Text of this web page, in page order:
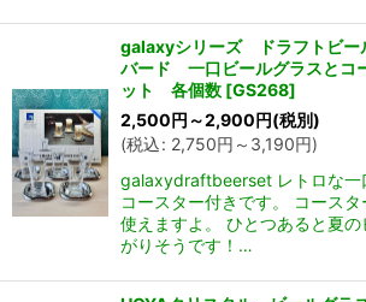
galaxyシリーズ ドラフトビ
バード 一口ビールグラスとコ
ット 各個数 [GS268]
2,500 円 ～2,900 円(税別)
(税込: 2,750円 ～3,190円)
galaxydraftbeerset レトロな一
コースター付きです。 コース
使えますよ。 ひとつあると夏
がりそうです！…